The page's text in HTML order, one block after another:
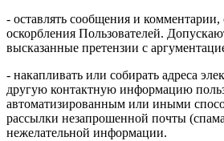
- оставлять сообщения и
оскорбления Пользователей.
высказанные претензии с
- накапливать или собирать адреса
другую контактную информацию
автоматизированным или иными
рассылки незапрошенной почты
нежелательной информации.